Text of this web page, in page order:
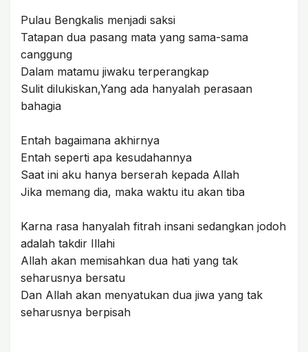
Pulau Bengkalis menjadi saksi
Tatapan dua pasang mata yang sama-sama
canggung
Dalam matamu jiwaku terperangkap
Sulit dilukiskan,Yang ada hanyalah perasaan
bahagia
Entah bagaimana akhirnya
Entah seperti apa kesudahannya
Saat ini aku hanya berserah kepada Allah
Jika memang dia, maka waktu itu akan tiba
Karna rasa hanyalah fitrah insani sedangkan jodoh
adalah takdir Illahi
Allah akan memisahkan dua hati yang tak
seharusnya bersatu
Dan Allah akan menyatukan dua jiwa yang tak
seharusnya berpisah